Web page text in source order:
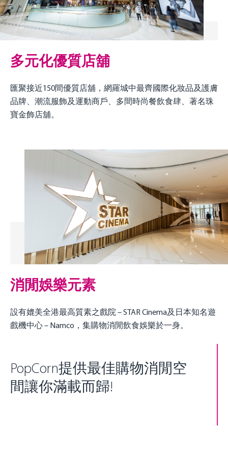
多元化優質店舖
匯聚接近150間優質店舖，網羅城中最齊國際化妝品及護膚
品牌、潮流服飾及運動商戶、多間時尚餐飲食肆、著名珠
寶金飾店舖。
消閒娛樂元素
設有媲美全港最高質素之戲院 – STAR Cinema及日本知名遊
戲機中心 – Namco，集購物消閒飲食娛樂於一身。
PopCorn提供最佳購物消閒空
間讓你滿載而歸!